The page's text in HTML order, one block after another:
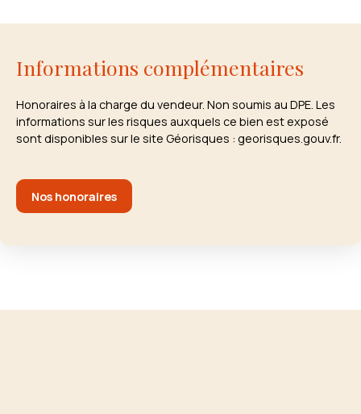
Informations complémentaires
Honoraires à la charge du vendeur. Non soumis au DPE. Les
informations sur les risques auxquels ce bien est exposé
sont disponibles sur le site Géorisques : georisques.gouv.fr.
Nos honoraires